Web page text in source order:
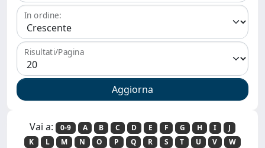
In ordine:
Risultati/Pagina
Vai a: 0-9 A B C D E F G H I
J
K
L M N O P Q R S T U V
W